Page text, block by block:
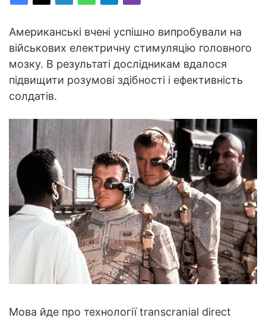
Американські вчені успішно випробували на
військових електричну стимуляцію головного
мозку. В результаті дослідникам вдалося
підвищити розумові здібності і ефективність
солдатів.
Мова йде про технології transcranial direct